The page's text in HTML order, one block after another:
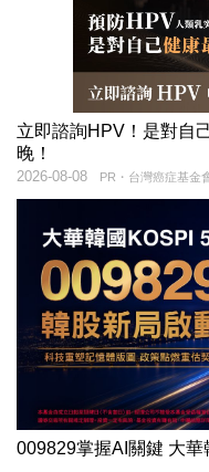
立即諮詢HPV！是對自
晚！
PR・台灣癌症基金
2026-08-08
009829掌握AI關鍵 大